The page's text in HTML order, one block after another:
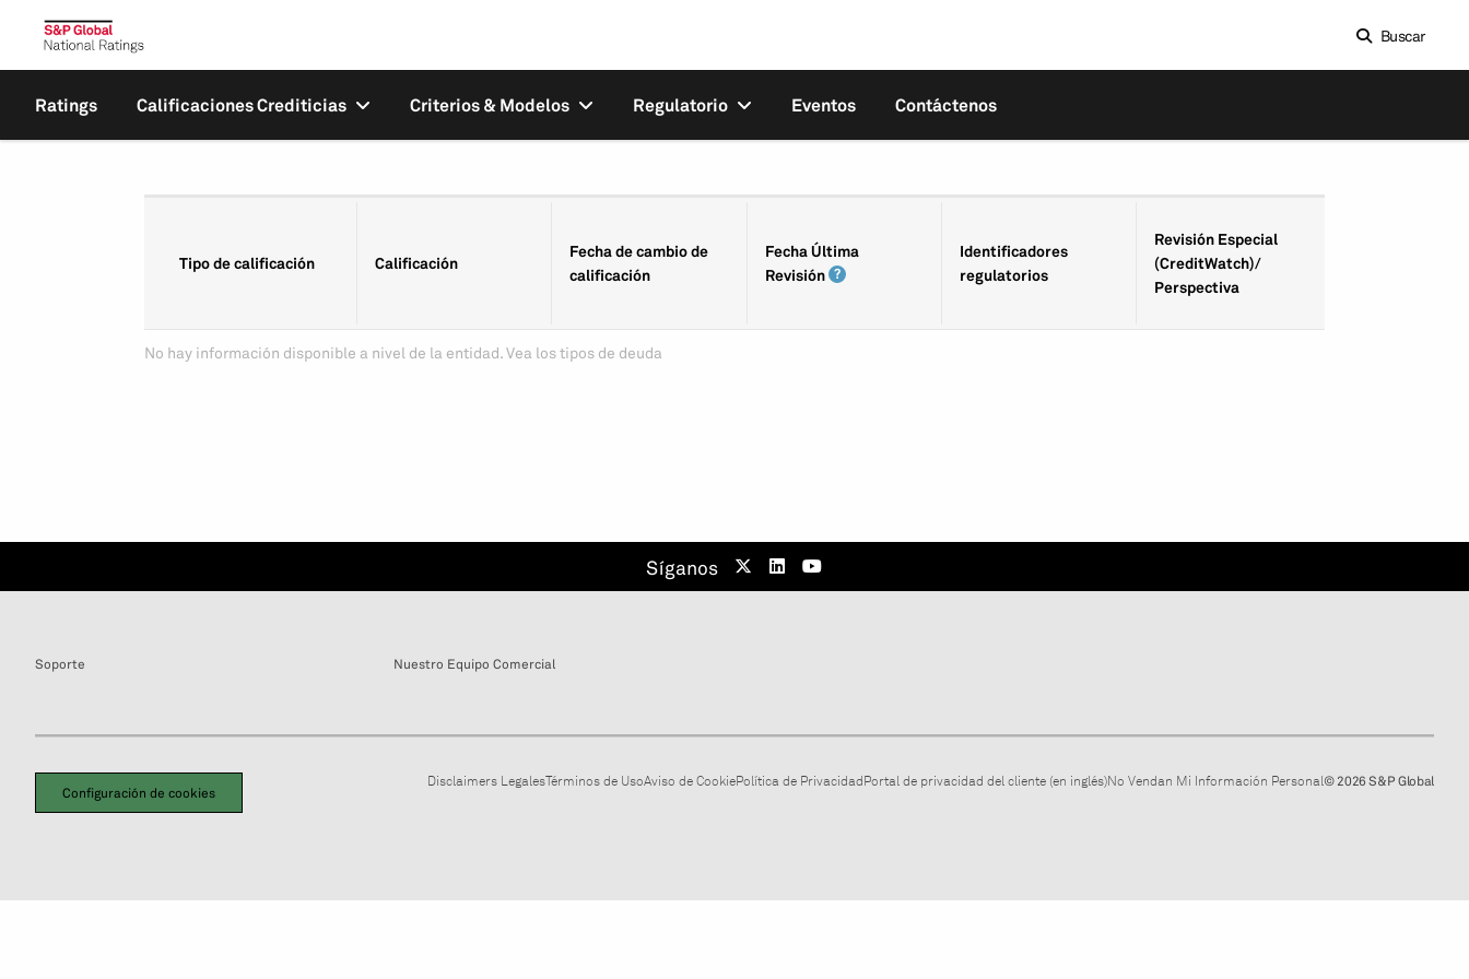
Buscar
Ratings Calificaciones Crediticias Criterios & Modelos Regulatorio Eventos Contáctenos
Tipo de calificación Calificación
Fecha de cambio de
calificación
Fecha Última
Revisión
Identifica­dores
regulatorios
Revisión Especial
(CreditWatch)/
Perspectiva
No hay información disponible a nivel de la entidad. Vea los tipos de deuda
Síganos
Soporte Nuestro Equipo Comercial
Configuración de cookies
Disclaimers LegalesTérminos de UsoAviso de CookiePolítica de PrivacidadPortal de privacidad del cliente (en inglés)No Vendan Mi Información Personal© 2026 S&P Global